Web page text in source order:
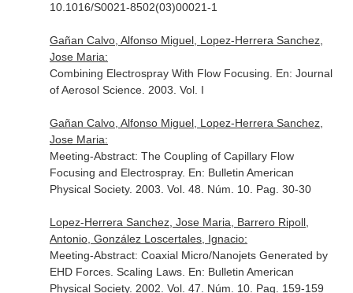
10.1016/S0021-8502(03)00021-1
Gañan Calvo, Alfonso Miguel, Lopez-Herrera Sanchez,
Jose Maria:
Combining Electrospray With Flow Focusing. En: Journal
of Aerosol Science. 2003. Vol. I
Gañan Calvo, Alfonso Miguel, Lopez-Herrera Sanchez,
Jose Maria:
Meeting-Abstract: The Coupling of Capillary Flow
Focusing and Electrospray. En: Bulletin American
Physical Society. 2003. Vol. 48. Núm. 10. Pag. 30-30
Lopez-Herrera Sanchez, Jose Maria, Barrero Ripoll,
Antonio, González Loscertales, Ignacio:
Meeting-Abstract: Coaxial Micro/Nanojets Generated by
EHD Forces. Scaling Laws. En: Bulletin American
Physical Society. 2002. Vol. 47. Núm. 10. Pag. 159-159